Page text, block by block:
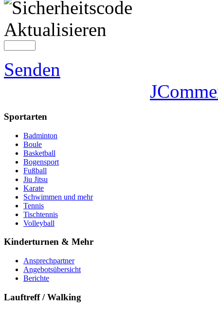
Aktualisieren
Senden
Sportarten
Badminton
Boule
Basketball
Bogensport
Fußball
Jiu Jitsu
Karate
Schwimmen und mehr
Tennis
Tischtennis
Volleyball
Kinderturnen & Mehr
Ansprechpartner
Angebotsübersicht
Berichte
Lauftreff / Walking